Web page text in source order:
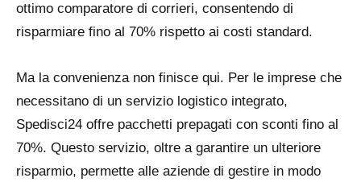
ottimo comparatore di corrieri, consentendo di
risparmiare fino al 70% rispetto ai costi standard.
Ma la convenienza non finisce qui. Per le imprese che
necessitano di un servizio logistico integrato,
Spedisci24 offre pacchetti prepagati con sconti fino al
70%. Questo servizio, oltre a garantire un ulteriore
risparmio, permette alle aziende di gestire in modo